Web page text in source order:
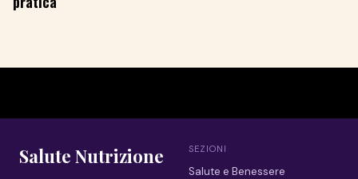
Salute Nutrizione SEZIONI
Salute e Benessere